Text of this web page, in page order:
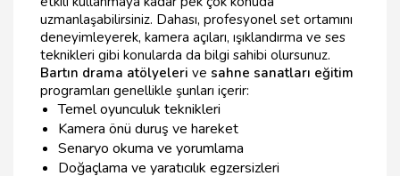
uzmanlaşabilirsiniz. Dahası, profesyonel set ortamını
deneyimleyerek, kamera açıları, ışıklandırma ve ses
teknikleri gibi konularda da bilgi sahibi olursunuz.
Bartın drama atölyeleri ve sahne sanatları eğitim
programları genellikle şunları içerir:
Temel oyunculuk teknikleri
Kamera önü duruş ve hareket
Senaryo okuma ve yorumlama
Doğaçlama ve yaratıcılık egzersizleri